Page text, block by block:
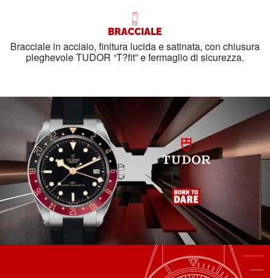
BRACCIALE
Bracciale in acciaio, finitura lucida e satinata, con chiusura
pieghevole TUDOR “T?fit” e fermaglio di sicurezza.